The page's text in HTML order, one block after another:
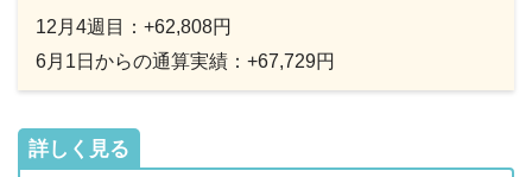
12月4週目：+62,808円
6月1日からの通算実績：+67,729円
詳しく見る